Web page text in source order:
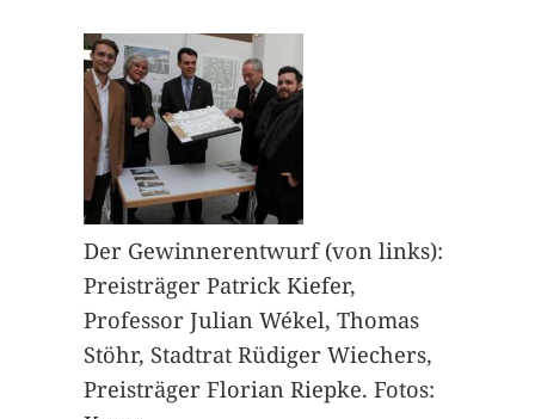
Der Gewinnerentwurf (von links):
Preisträger Patrick Kiefer,
Professor Julian Wékel, Thomas
Stöhr, Stadtrat Rüdiger Wiechers,
Preisträger Florian Riepke. Fotos: